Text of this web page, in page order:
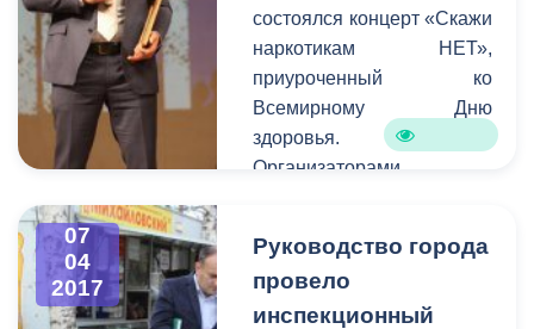
поступило 123 заявок. В
оперативном порядке
специалисты выезжают на
аварийные места и
устраняют проблемы в
сфере ЖКХ.
состоялся концерт «Скажи
наркотикам НЕТ»,
приуроченный ко
Всемирному Дню
здоровья.
Организаторами
политики, физической
культуры и спорта АМС
г.Владикавказа и Северо-
07
04
2017
Руководство города
провело
инспекционный